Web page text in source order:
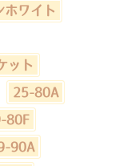
ホワイト
ット
25-80A
80F
90A